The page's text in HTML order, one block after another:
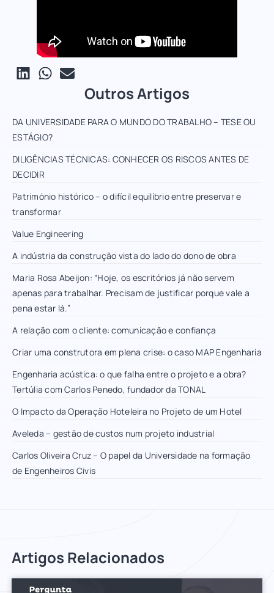
Outros Artigos
DA UNIVERSIDADE PARA O MUNDO DO TRABALHO – TESE OU
ESTÁGIO?
DILIGÊNCIAS TÉCNICAS: CONHECER OS RISCOS ANTES DE
DECIDIR
Património histórico – o difícil equilíbrio entre preservar e
transformar
Value Engineering
A indústria da construção vista do lado do dono de obra
Maria Rosa Abeijon: “Hoje, os escritórios já não servem
apenas para trabalhar. Precisam de justificar porque vale a
pena estar lá.”
A relação com o cliente: comunicação e confiança
Criar uma construtora em plena crise: o caso MAP Engenharia
Engenharia acústica: o que falha entre o projeto e a obra?
Tertúlia com Carlos Penedo, fundador da TONAL
O Impacto da Operação Hoteleira no Projeto de um Hotel
Aveleda – gestão de custos num projeto industrial
Carlos Oliveira Cruz – O papel da Universidade na formação
de Engenheiros Civis
Artigos Relacionados